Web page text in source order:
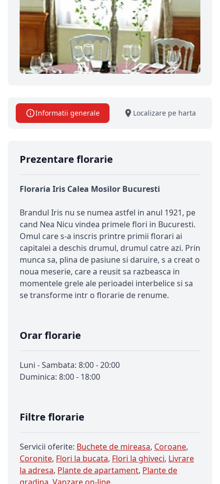
Informatii generale Localizare pe harta
Prezentare florarie
Floraria Iris Calea Mosilor Bucuresti
Brandul Iris nu se numea astfel in anul 1921, pe
cand Nea Nicu vindea primele flori in Bucuresti.
Omul care s-a inscris printre primii florari ai
capitalei a deschis drumul, drumul catre azi. Prin
munca sa, plina de pasiune si daruire, s a creat o
noua meserie, care a reusit sa razbeasca in
momentele grele ale perioadei interbelice si sa
se transforme intr o florarie de renume.
Orar florarie
Luni - Sambata: 8:00 - 20:00
Duminica: 8:00 - 18:00
Filtre florarie
Servicii oferite: Buchete de mireasa, Coroane,
Coronite, Flori la bucata, Flori la ghiveci, Livrare
la adresa, Plante de apartament, Plante de